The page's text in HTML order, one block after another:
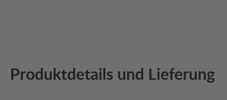
Produktdetails und Lieferung